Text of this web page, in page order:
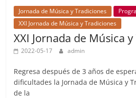
Jornada de Música y Tradiciones
XXI Jornada de Música y Tradiciones
XXI Jornada de Música
2022-05-17 admin
Regresa después de 3 años de
dificultades la Jornada de Música y
de la